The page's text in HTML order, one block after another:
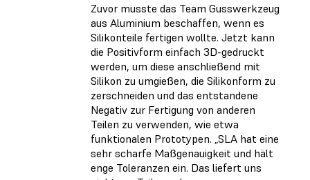
Zuvor musste das Team Gusswerkzeug
aus Aluminium beschaffen, wenn es
Silikonteile fertigen wollte. Jetzt kann
die Positivform einfach 3D-gedruckt
werden, um diese anschließend mit
Silikon zu umgießen, die Silikonform zu
zerschneiden und das entstandene
Negativ zur Fertigung von anderen
Teilen zu verwenden, wie etwa
funktionalen Prototypen. „SLA hat eine
sehr scharfe Maßgenauigkeit und hält
enge Toleranzen ein. Das liefert uns